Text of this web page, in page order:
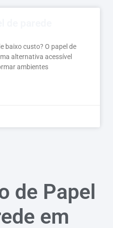
baixo custo? O papel de
alternativa acessível
ambientes
de Papel
em